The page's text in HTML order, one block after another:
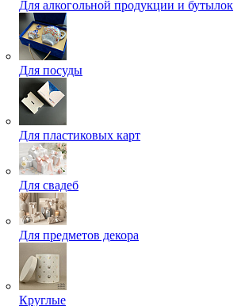
Для алкогольной продукции и бутылок
Для посуды
Для пластиковых карт
Для свадеб
Для предметов декора
Круглые